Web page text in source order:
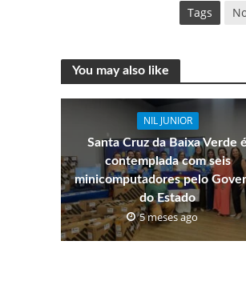
Tags
You may also like
NIL JUNIOR
Santa Cruz da Baixa Verde é
contemplada com seis
minicomputadores pelo
do Estado
5 meses ago